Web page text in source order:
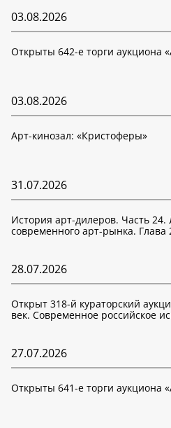
03.08.2026
Открыты 642-е торги аукциона
03.08.2026
Арт-кинозал: «Кристоферы»
31.07.2026
История арт-дилеров. Часть 24.
современного арт-рынка. Глава
28.07.2026
Открыт 318-й кураторский
век. Современное российское
27.07.2026
Открыты 641-е торги аукциона